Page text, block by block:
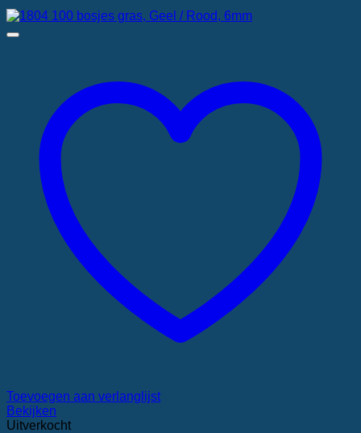
Toevoegen aan verlanglijst
Bekijken
Uitverkocht